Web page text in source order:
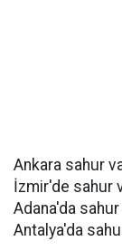
Ankara sahur
İzmir'de sahur
Adana'da
Antalya'da